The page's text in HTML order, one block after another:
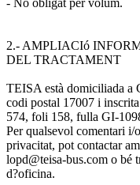
2.- AMPLIACIó
DEL TRACTAMENT
TEISA està domiciliada a
codi postal 17007 i
574, foli 158, fulla GI-
Per qualsevol comentari i/
privacitat, pot contactar
lopd@teisa-bus.com o bé
d?oficina.